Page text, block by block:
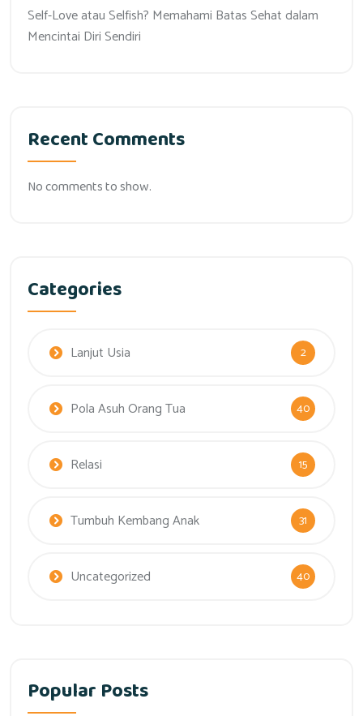
Self-Love atau Selfish? Memahami Batas Sehat dalam
Mencintai Diri Sendiri
Recent Comments
No comments to show.
Categories
Lanjut Usia 2
Pola Asuh Orang Tua 40
Relasi 15
Tumbuh Kembang Anak 31
Uncategorized 40
Popular Posts